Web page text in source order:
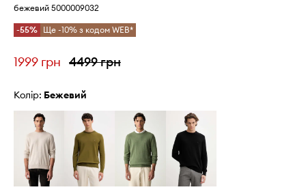
бежевий 5000009032
-55% Ще -10% з кодом WEB*
1999 грн 4499 грн
Колір: бежевий